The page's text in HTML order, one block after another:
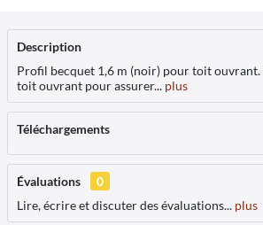
Description
Profil becquet 1,6 m (noir) pour toit ouvrant.
toit ouvrant pour assurer... plus
Téléchargements
Évaluations
0
Lire, écrire et discuter des évaluations... plus